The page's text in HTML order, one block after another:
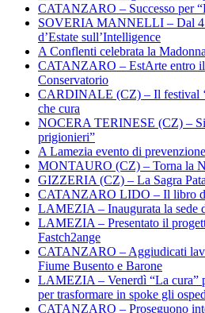
CATANZARO – Successo per
SOVERIA MANNELLI – Dal 4
d’Estate sull’Intelligence
A Conflenti celebrata la
CATANZARO – EstArte entro il
Conservatorio
CARDINALE (CZ) – Il festival
che cura
NOCERA TERINESE (CZ) –
prigionieri”
A Lamezia evento di
MONTAURO (CZ) – Torna la
GIZZERIA (CZ) – La Sagra
CATANZARO LIDO – Il libro
LAMEZIA – Inaugurata la sede
LAMEZIA – Presentato il
Fastch2ange
CATANZARO – Aggiudicati
Fiume Busento e Barone
LAMEZIA – Venerdì “La cura”
per trasformare in spoke gli
CATANZARO – Proseguono